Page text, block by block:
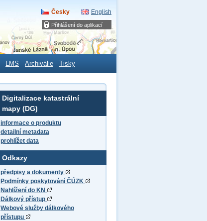
Přihlášení do aplikací
Česky English
LMS Archiválie Tisky
Digitalizace katastrální
mapy (DG)
informace o produktu
detailní metadata
prohlížet data
Odkazy
předpisy a dokumenty
Podmínky poskytování ČÚZK
Nahlížení do KN
Dálkový přístup
Webové služby dálkového
přístupu